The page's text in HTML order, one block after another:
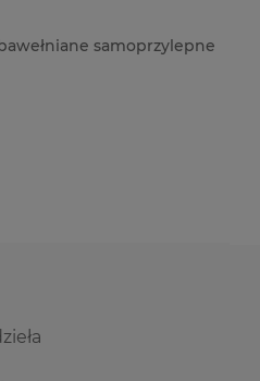
samoprzylepne